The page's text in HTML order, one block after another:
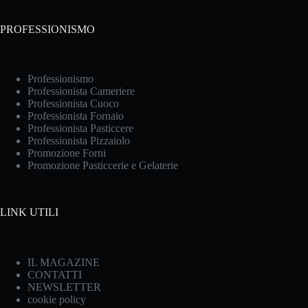
PROFESSIONISMO
Professionismo
Professionista Cameriere
Professionista Cuoco
Professionista Fornaio
Professionista Pasticcere
Professionista Pizzaiolo
Promozione Forni
Promozione Pasticcerie e Gelaterie
LINK UTILI
IL MAGAZINE
CONTATTI
NEWSLETTER
cookie policy